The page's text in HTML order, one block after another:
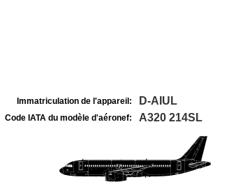
Immatriculation de l'appareil: D-AIUL
Code IATA du modèle d'aéronef: A320 214SL